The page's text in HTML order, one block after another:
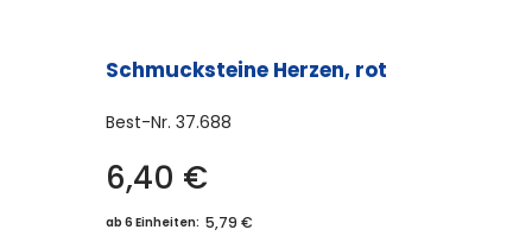
Schmucksteine Herzen, rot
Best-Nr. 37.688
6,40 €
ab 6 Einheiten: 5,79 €